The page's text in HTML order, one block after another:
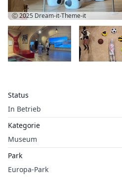
Status
In Betrieb
Kategorie
Museum
Park
Europa-Park
Ⓒ 2025 Dream-it-Theme-it